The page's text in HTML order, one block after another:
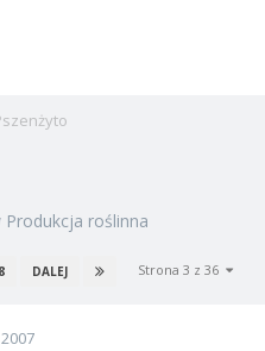
Produkcja roślinna
8 DALEJ Strona 3 z 36